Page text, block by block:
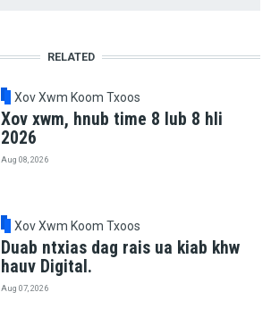
RELATED
Xov Xwm Koom Txoos
Xov xwm, hnub time 8 lub 8 hli
2026
Aug 08, 2026
Xov Xwm Koom Txoos
Duab ntxias dag rais ua kiab khw
hauv Digital.
Aug 07, 2026